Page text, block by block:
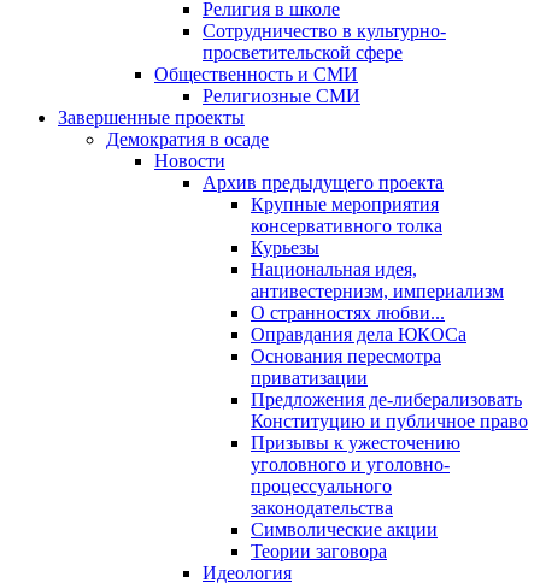
Религия в школе
Сотрудничество в культурно-
просветительской сфере
Общественность и СМИ
Религиозные СМИ
Завершенные проекты
Демократия в осаде
Новости
Архив предыдущего проекта
Крупные мероприятия
консервативного толка
Курьезы
Национальная идея,
антивестернизм, империализм
О странностях любви...
Оправдания дела ЮКОСа
Основания пересмотра
приватизации
Предложения де-либерализовать
Конституцию и публичное право
Призывы к ужесточению
уголовного и уголовно-
процессуального
законодательства
Символические акции
Теории заговора
Идеология